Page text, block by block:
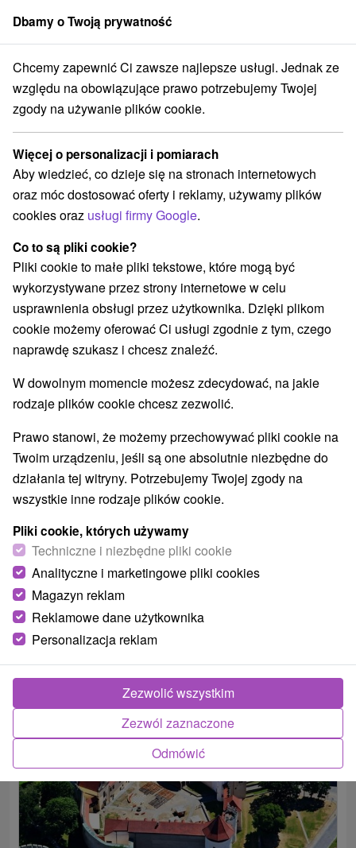
członek grupySorger
Atrakcje na Słowacji Zamki, pałace, ruiny w Tatrach
Zamki, pałace, ruiny w Tatrach
Kategorie
Wszystkie kategorie
Zamki(1)
Areny laserowe i paintball(3)
Wieże obserwacyjne i chodniki
Zamki, pałace, ruiny(3)
Loty widokowe i rejsy wycieczkowe (1) Sporty(11)
Jazda konna(3) Skanseny(6) Chaty górskie(19)
Ośrodki i miasteczka dziecięce(8)
Obiekty architektoniczne(2) Ośrodek narciarski
Parki miejskie i zamkowe
Pola golfowe (3) Amfiteatry i kina w przyrodzie(2)
Túry a turistické chodníky(53) Escaperoom
Atrakcje z adrenaliną(21) Atrakcje turystyczne (29)
Muzea i galerie(15)
Ogrody zoologiczne i fermy zwierząt (1)
Ogrody botaniczne(2)
Jeziora, jeziora, zbiorniki wodne
Atrakcje dla dzieci(52) Zabytki techniki
Wodospady(14) Kościoły drewniane(3)
Aquaparki, baseny(8)
Wsie i miasta
Liptovský Hrádok(1) Tatranská Javorina(1)
Dbamy o Twoją prywatność
Chcemy zapewnić Ci zawsze najlepsze usługi. Jednak ze
względu na obowiązujące prawo potrzebujemy Twojej
zgody na używanie plików cookie.
Więcej o personalizacji i pomiarach
Aby wiedzieć, co dzieje się na stronach internetowych
oraz móc dostosować oferty i reklamy, używamy plików
cookies oraz usługi firmy Google.
Co to są pliki cookie?
Pliki cookie to małe pliki tekstowe, które mogą być
wykorzystywane przez strony internetowe w celu
usprawnienia obsługi przez użytkownika. Dzięki plikom
cookie możemy oferować Ci usługi zgodnie z tym, czego
naprawdę szukasz i chcesz znaleźć.
W dowolnym momencie możesz zdecydować, na jakie
rodzaje plików cookie chcesz zezwolić.
Prawo stanowi, że możemy przechowywać pliki cookie na
Twoim urządzeniu, jeśli są one absolutnie niezbędne do
działania tej witryny. Potrzebujemy Twojej zgody na
wszystkie inne rodzaje plików cookie.
Pliki cookie, których używamy
Techniczne i niezbędne pliki cookie
Analityczne i marketingowe pliki cookies
Magazyn reklam
Reklamowe dane użytkownika
Personalizacja reklam
Odmówić
Zezwól zaznaczone
Zezwolić wszystkim